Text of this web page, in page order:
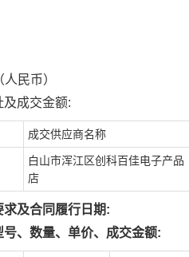
人民币）
成交金额:
成交供应商名称
白山市浑江区创科百佳电子产品
店
求及合同履行日期:
、数量、单价、成交金额: